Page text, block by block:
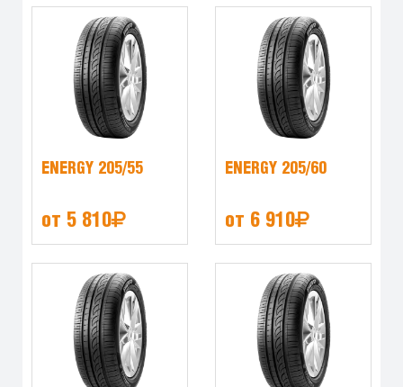
ENERGY 205/55
от 5 810
ENERGY 205/60
от 6 910